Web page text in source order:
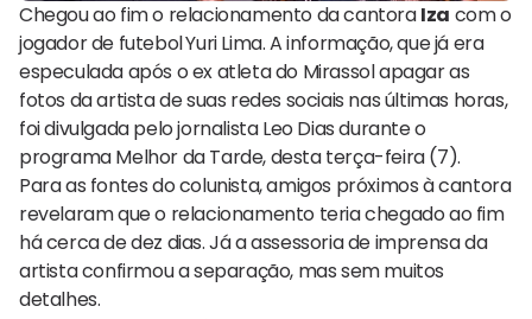
Chegou ao fim o relacionamento da cantoraIza com o
jogador de futebolYuri Lima. A informação, que já era
especulada após o ex atleta do Mirassol apagar as
fotos da artista de suas redes sociais nas últimas horas,
foi divulgada pelo jornalista Leo Dias durante o
programa Melhor da Tarde, desta terça-feira (7).
Para as fontes do colunista, amigos próximos à cantora
revelaram que o relacionamento teria chegado ao fim
há cerca de dez dias. Já a assessoria de imprensa da
artista confirmou a separação, mas sem muitos
detalhes.